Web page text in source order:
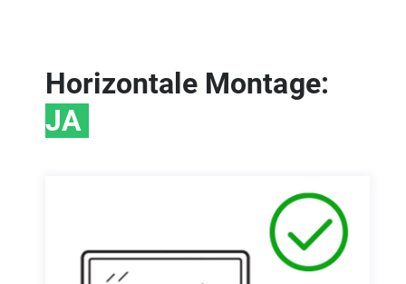
Horizontale Montage:
JA